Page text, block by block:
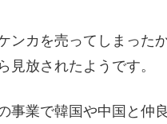
ンカを売ってしまった
見放されたようです。
事業で韓国や中国と仲